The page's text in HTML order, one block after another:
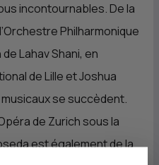
incontournables. De la
Philharmonique
Lahav Shani, en
de Lille et Joshua
se succèdent.
de Zurich sous la
est également de la